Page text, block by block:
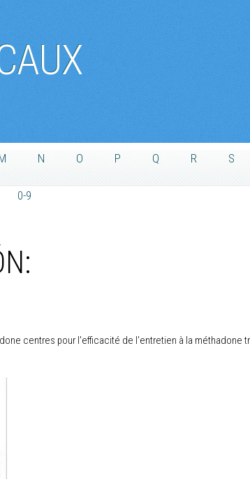
N O P Q R S
0-9
centres pour l'efficacité de l'entretien à la méthadone